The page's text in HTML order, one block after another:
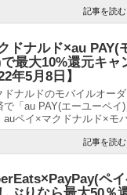
記事を読む
ドナルド×au PAY(
最大10%還元キャ
年5月8日】
ドナルドのモバイルオー
で「au PAY(エーユーペイ
auペイ×マクドナルド×モ
記事を読む
ペ